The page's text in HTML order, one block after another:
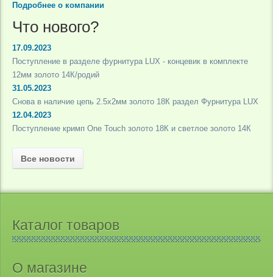
Подробнее о компании
Что нового?
17.09.2023
Поступление в разделе фурнитура LUX - концевик в комплекте
12мм золото 14К/родий
31.05.2023
Снова в наличие цепь 2.5х2мм золото 18К раздел Фурнитура LUX
12.04.2023
Поступление кримп One Touch золото 18К и светлое золото 14К
Все новости
Каталог товаров
О магазине